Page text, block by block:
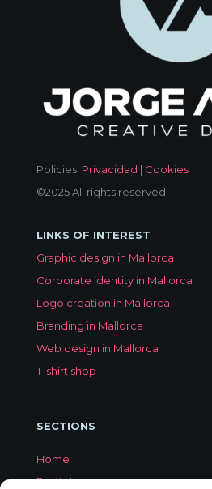
Policies: Privacidad | Cookies
©2025 All rights reserved
LINKS OF INTEREST
Graphic design in Mallorca
Corporate identity in Mallorca
Logo creation in Mallorca
Branding in Mallorca
Web design in Mallorca
T-shirt shop
SECTIONS
Home
Portfolio